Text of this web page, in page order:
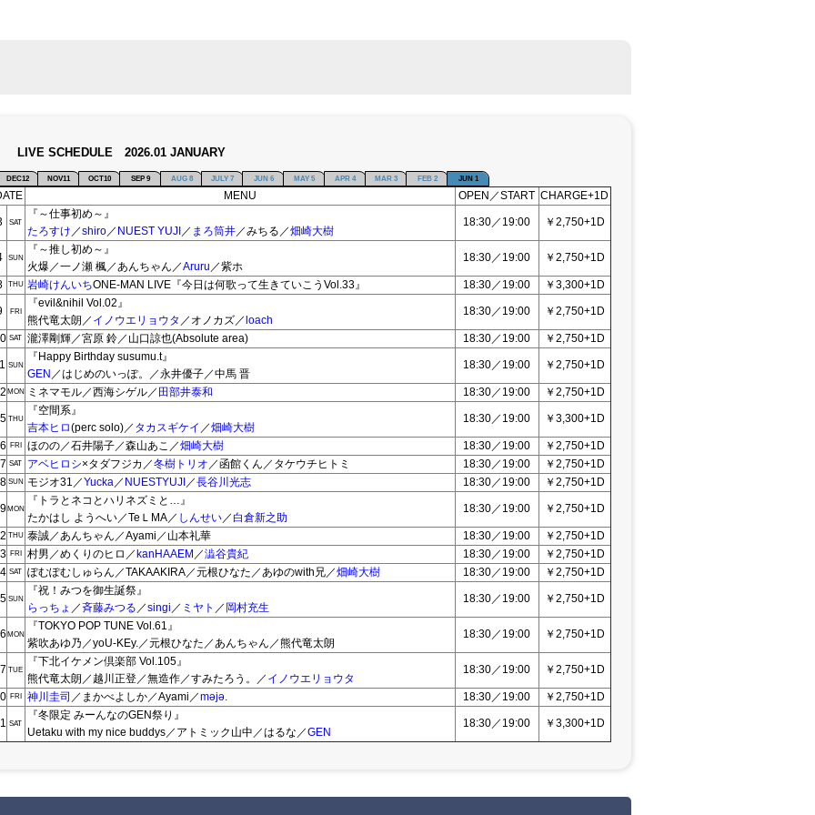
LIVE SCHEDULE 2026.01 JANUARY
DEC12 NOV11 OCT10 SEP 9 AUG 8 JULY 7 JUN 6 MAY 5 APR 4 MAR 3 FEB 2 JUN 1
MENU OPEN／START CHARGE+1D
SAT
『～仕事初め～』
たろすけ ／shiro／ NUEST YUJI ／ まろ筒井／みちる／畑崎大樹
18:30／19:00 ￥2,750+1D
SUN
『～推し初め～』
火爆／一ノ瀬 楓／あんちゃん／Aruru ／紫ホ
18:30／19:00 ￥2,750+1D
THU 岩崎けんいちONE-MAN LIVE『今日は何歌って生きていこうVol.33』 18:30／19:00 ￥3,300+1D
FRI
『evil&nihil Vol.02』
熊代竜太朗／ イノウエリョウタ ／オノカズ／ loach
18:30／19:00 ￥2,750+1D
SAT 瀧澤剛輝／宮原 鈴／山口諒也(Absolute area) 18:30／19:00 ￥2,750+1D
SUN
『Happy Birthday susumu.t』
GEN ／はじめのいっぽ。／永井優子／中馬 晋
18:30／19:00 ￥2,750+1D
MON ミネマモル／西海シゲル／ 田部井泰和 18:30／19:00 ￥2,750+1D
THU
『空間系』
吉本ヒロ(perc solo)／ タカスギケイ ／畑崎大樹
18:30／19:00 ￥3,300+1D
FRI ほのの／石井陽子／森山あこ／畑崎大樹 18:30／19:00
￥2,750+1D
SAT アベヒロシ×タダフジカ／冬樹トリオ ／函館くん／タケウチヒトミ 18:30／19:00
￥2,750+1D
SUN モジオ31／Yucka／ NUESTYUJI ／長谷川光志 18:30／19:00 ￥2,750+1D
MON
『トラとネコとハリネズミと…』
たかはし ようへい／TeＬMA／ しんせい／白倉新之助
18:30／19:00 ￥2,750+1D
THU 泰誠／あんちゃん／Ayami／山本礼華 18:30／19:00
￥2,750+1D
FRI 村男／めくりのヒロ／ kanHAAEM ／澁谷貴紀 18:30／19:00
￥2,750+1D
SAT ぽむぽむしゅらん／TAKAAKIRA／元根ひなた／あゆのwith兄／畑崎大樹 18:30／19:00 ￥2,750+1D
SUN
『祝！みつを御生誕祭』
らっちょ ／斉藤みつる ／singi ／ ミヤト ／ 岡村充生
18:30／19:00 ￥2,750+1D
MON
『TOKYO POP TUNE Vol.61』
紫吹あゆ乃／yoU-KEy.／元根ひなた／あんちゃん／熊代竜太朗
18:30／19:00 ￥2,750+1D
TUE
『下北イケメン倶楽部 Vol.105』
熊代竜太朗／越川正登／無造作／すみたろう。／ イノウエリョウタ
18:30／19:00 ￥2,750+1D
FRI 神川圭司 ／まかべよしか／Ayami／məjə. 18:30／19:00 ￥2,750+1D
SAT
『冬限定 みーんなのGEN祭り』
Uetaku with my nice buddys／アトミック山中／はるな／GEN
18:30／19:00 ￥3,300+1D